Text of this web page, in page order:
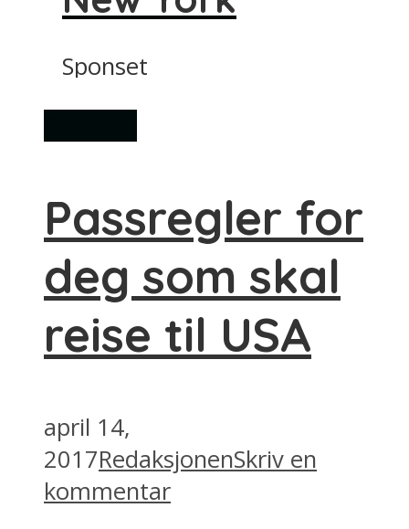
Sponset
Passregler for
deg som skal
reise til USA
april 14,
2017RedaksjonenSkriv en
kommentar